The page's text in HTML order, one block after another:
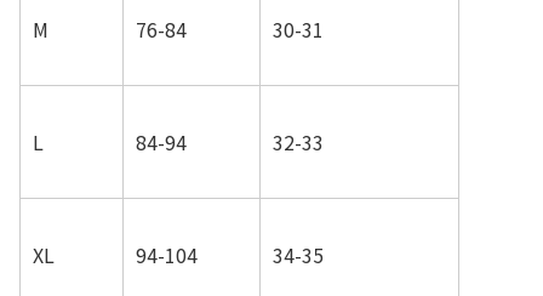
M 76-84 30-31
L 84-94 32-33
XL 94-104 34-35